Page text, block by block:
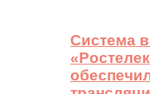
Система